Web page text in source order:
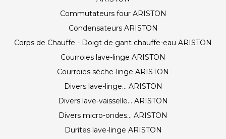
Commutateurs four ARISTON
Condensateurs ARISTON
Corps de Chauffe - Doigt de gant chauffe-eau ARISTON
Courroies lave-linge ARISTON
Courroies sèche-linge ARISTON
Divers lave-linge... ARISTON
Divers lave-vaisselle... ARISTON
Divers micro-ondes... ARISTON
Durites lave-linge ARISTON